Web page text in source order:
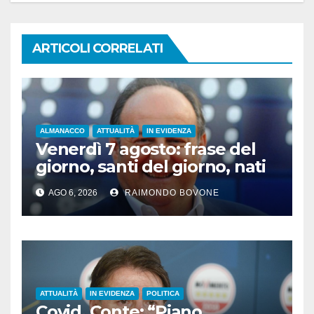
ARTICOLI CORRELATI
ALMANACCO ATTUALITÀ IN EVIDENZA
Venerdì 7 agosto: frase del
giorno, santi del giorno, nati
famosi, accadde oggi
AGO 6, 2026 RAIMONDO BOVONE
ATTUALITÀ IN EVIDENZA POLITICA